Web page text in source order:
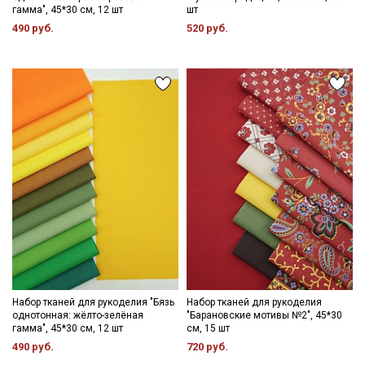
гамма", 45*30 см, 12 шт
490 руб.
шт
520 руб.
Набор тканей для рукоделия "Бязь
однотонная: жёлто-зелёная
гамма", 45*30 см, 12 шт
490 руб.
Набор тканей для рукоделия
"Барановские мотивы №2", 45*30
см, 15 шт
720 руб.
Секретная рассылка от Купава
Мы публикуем здесь дополнительные
промокоды и скидки до 30% на узкие
категории тканей
Электронная почта